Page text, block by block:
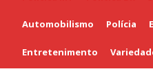
Automobilismo Polícia
Entretenimento